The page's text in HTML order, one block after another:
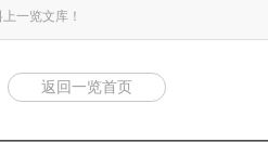
一览文库！
返回一览首页